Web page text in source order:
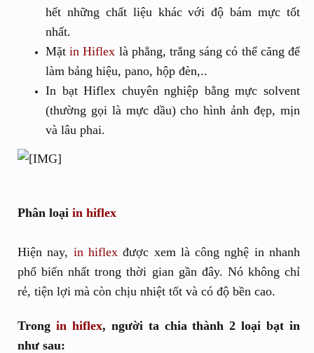
hết những chất liệu khác với độ bám mực tốt
nhất.
Mặtin Hiflex là phẳng, trắng sáng có thể căng để
làm bảng hiệu, pano, hộp đèn,..
In bạt Hiflex chuyên nghiệp bằng mực solvent
(thường gọi là mực dầu) cho hình ảnh đẹp, mịn
và lâu phai.
Phân loại in hiflex
Hiện nay, in hiflexđược xem là công nghệ in nhanh
phổ biến nhất trong thời gian gần đây. Nó không chỉ
rẻ, tiện lợi mà còn chịu nhiệt tốt và có độ bền cao.
Trong in hiflex, người ta chia thành 2 loại bạt in
như sau: